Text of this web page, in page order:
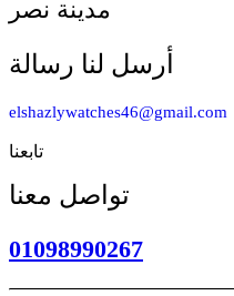
مدينة نصر
أرسل لنا رسالة
elshazlywatches46@gmail.com
تابعنا
تواصل معنا
01098990267